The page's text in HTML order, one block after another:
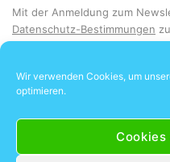
Wir verwenden Cookies, um
optimieren.
Mit der Anmeldung zum
Datenschutz-Bestimmungen